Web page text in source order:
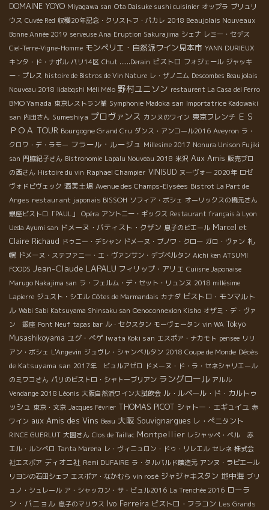
DOMAINE YOYO Miyagawa san Ota Daisuke sushi cuisinier オップラ ブリュリ
ウス Cuvée Red 収穫20年記念・クリストフ・パカレ 2018 Beaujolais Nouveaux
Bonne Année 2019 serveuse Ana Eruption Sakurajima シェナ レミー・セデス
Ciel-Terre-Vigne-Homme モンペリエ・自然派ワイン見本市 YANN DURIEUX
キンタ・ド・ナポル パリ14区 Chut ......Derain ビストロ フォジェール ジャッキ
ー・プレス histoire de Bistros de Vin Nature レ・ザノ二ム Descombes Beaujolais
Nouveau 2018 Iidabqshi Méli Mélo 野村ユニソン restaurent La Casa del Perro
BMO Yamada 東京レストラン業 Symphonie Madoka san Importatrice Kadowaki
san 内田さん Sumeshiya プロヴァンス カンヌのワイン 東京フレンチ ＥＳ
ＰＯＡ TOUR Bourgogne Grand Cru ダンス・アンコール2016 Aveyron ラ・
クロワ・デ・ラモー フラール・ルージュ Millesime 2017 Nonura Unison Fujiki
san 門脇紀子さん Bistronomie Lapalu Nouveau 2018 米沢 Aux Amis 販売プロ
の西さん Histoire du vin Raphael Champier VINISUD ヌーヴォー 2020年 ロゼ
ヴォドピヴェック 酒美土場 Avenue des Champs-Elysées Bistrot La Part de
Anges restaurant japonais BISSOH ソフィア・ボシェ オーリックスの橋元さん
銀座ビストロ「PAUL」
Opéra アントニー・ギックス Restaurant français à Lyon
Ueda Ayumi san ドメーヌ・バティスト・クザン 息子のピエール Marcel et
Claire Richaud ドゥニー・デシャン ドメーヌ・ブノワ・クロー ガロ・ヴァン 札
幌 ドメーヌ・ステファニー・エ・ヴァンサン・デブベルタン Aichi ken ATSUMI
FOODS Jean-Claude LAPALU フィリップ・アリエ Cuiisne Japonaise
Marugo Nakajima san ラ・フェルム・デ・セット・リュンヌ 2018 millésime
Lapierre ジュスト・シエル Côtes de Marmandais カナダ ビストロ・モンマルト
ル Wabi Sabi Katsuyama Shinsaku san Oenoconnexion Kisho オザミ・デ・ヴァ
ン 銀座 Pont Neuf tapas bar ル・セクスタン モーヴェータン vin WA Tokyo
Musashikoyama ユグ・べゲ Iwata Koki san エスポア・ナカモト pensee リリ
アン・ボシェ L'Angevin ジュヴレ・シャンべルタン 2018 Coupe de Monde Décès
de Katsuyama san 2017年 ビュルアゼロ ドメーヌ・ド・ラ・セネシャリエール
のミワコさん パリのビストロ・シャトーブリアン ラングロール アルル
Vendange 2018 Léonis 大阪自然派ワイン大試飲会 ル・ルペール・ド・カルトゥ
ッシュ 東京・文京 Jacques Février THOMAS PICOT シャトー・エギュイユ 赤
ワイン aux Amis des Vins Beau 大阪 Souvignargues レ・ぺニタント
RINCE GUERLUT 大園さん Clos de Taillac Montpellier レシャッペ・ベル 赤
エル・ルンベロ Tanta Marena レ・ヴィニュロン・ドゥ・リレエル セレネ 株式会
社エスポア ディオニ社 Remi DUFAIRE ラ・タルバルド醸造元 アンヌ・ラピエール
リヨンの石田シェフ エスポア・なかむら vin rosé ジャジャキスタン 地中海 ブリ
ュノ・シュレール ア・シャッカン・サ・ビュル2016 La Trenchée 2016 ローラ
ン・バニョル 息子のマリウス Ivo Ferreira ビストロ・フラコン Les Grands